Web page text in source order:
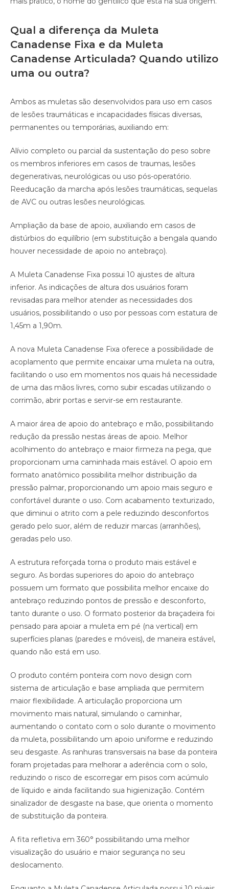
Qual a diferença da Muleta
Canadense Fixa e da Muleta
Canadense Articulada? Quando utilizo
uma ou outra?
Ambos as muletas são desenvolvidos para uso em casos
de lesões traumáticas e incapacidades físicas diversas,
permanentes ou temporárias, auxiliando em:
Alívio completo ou parcial da sustentação do peso sobre
os membros inferiores em casos de traumas, lesões
degenerativas, neurológicas ou uso pós-operatório.
Reeducação da marcha após lesões traumáticas, sequelas
de AVC ou outras lesões neurológicas.
Ampliação da base de apoio, auxiliando em casos de
distúrbios do equilíbrio (em substituição a bengala quando
houver necessidade de apoio no antebraço).
A Muleta Canadense Fixa possui 10 ajustes de altura
inferior. As indicações de altura dos usuários foram
revisadas para melhor atender as necessidades dos
usuários, possibilitando o uso por pessoas com estatura de
1,45m a 1,90m.
A nova Muleta Canadense Fixa oferece a possibilidade de
acoplamento que permite encaixar uma muleta na outra,
facilitando o uso em momentos nos quais há necessidade
de uma das mãos livres, como subir escadas utilizando o
corrimão, abrir portas e servir-se em restaurante.
A maior área de apoio do antebraço e mão, possibilitando
redução da pressão nestas áreas de apoio. Melhor
acolhimento do antebraço e maior firmeza na pega, que
proporcionam uma caminhada mais estável. O apoio em
formato anatômico possibilita melhor distribuição da
pressão palmar, proporcionando um apoio mais seguro e
confortável durante o uso. Com acabamento texturizado,
que diminui o atrito com a pele reduzindo desconfortos
gerado pelo suor, além de reduzir marcas (arranhões),
geradas pelo uso.
A estrutura reforçada torna o produto mais estável e
seguro. As bordas superiores do apoio do antebraço
possuem um formato que possibilita melhor encaixe do
antebraço reduzindo pontos de pressão e desconforto,
tanto durante o uso. O formato posterior da braçadeira foi
pensado para apoiar a muleta em pé (na vertical) em
superfícies planas (paredes e móveis), de maneira estável,
quando não está em uso.
O produto contém ponteira com novo design com
sistema de articulação e base ampliada que permitem
maior flexibilidade. A articulação proporciona um
movimento mais natural, simulando o caminhar,
aumentando o contato com o solo durante o movimento
da muleta, possibilitando um apoio uniforme e reduzindo
seu desgaste. As ranhuras transversais na base da ponteira
foram projetadas para melhorar a aderência com o solo,
reduzindo o risco de escorregar em pisos com acúmulo
de líquido e ainda facilitando sua higienização. Contém
sinalizador de desgaste na base, que orienta o momento
de substituição da ponteira.
A fita refletiva em 360° possibilitando uma melhor
visualização do usuário e maior segurança no seu
deslocamento.